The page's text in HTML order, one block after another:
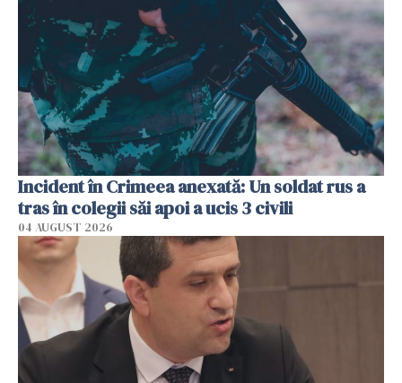
Incident în Crimeea anexată: Un soldat rus a
tras în colegii săi apoi a ucis 3 civili
04 AUGUST 2026